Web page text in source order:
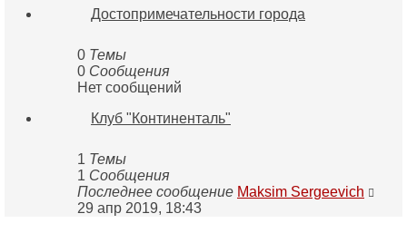
Достопримечательности города
0 Темы
0 Сообщения
Нет сообщений
Клуб "Континенталь"
1 Темы
1 Сообщения
Последнее сообщение Maksim Sergeevich
29 апр 2019, 18:43